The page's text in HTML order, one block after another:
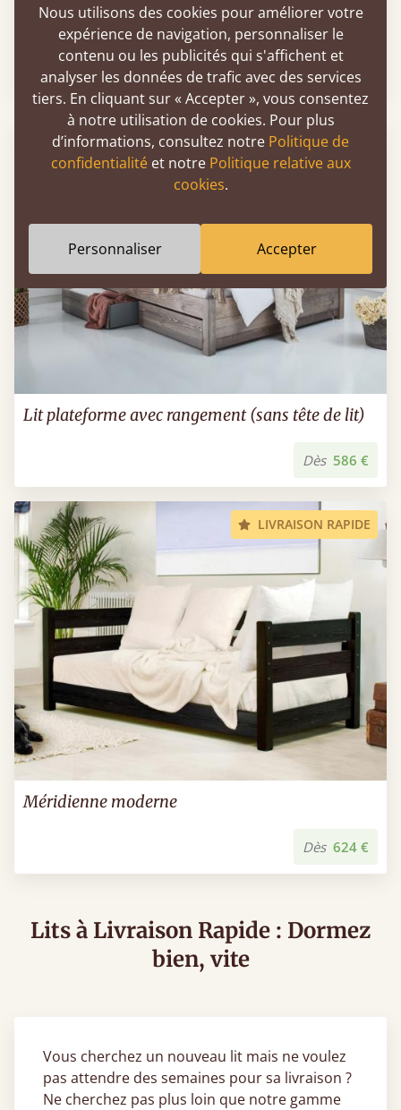
Lit de repos moderne Ohio
Dès 576 €
LIVRAISON RAPIDE
Lit plateforme avec rangement (sans tête de lit)
Dès 586 €
LIVRAISON RAPIDE
Méridienne moderne
Dès 624 €
Lits à Livraison Rapide : Dormez
bien, vite
Vous cherchez un nouveau lit mais ne voulez
pas attendre des semaines pour sa livraison ?
Ne cherchez pas plus loin que notre gamme
Nous utilisons des cookies pour améliorer votre
expérience de navigation, personnaliser le
contenu ou les publicités qui s'affichent et
analyser les données de trafic avec des services
tiers. En cliquant sur « Accepter », vous consentez
à notre utilisation de cookies. Pour plus
d’informations, consultez notre Politique de
confidentialitéet notre Politique relative aux
cookies.
Personnaliser Accepter